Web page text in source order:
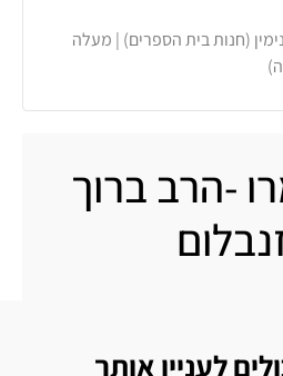
(חנות בית הספרים) | מעלה
-הרב ברוך
לעניין אותך